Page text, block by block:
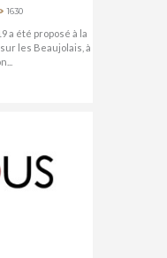
1630
a été proposé à la
les Beaujolais, à